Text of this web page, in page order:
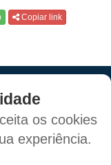
Copiar link
de Dados
os cookies
experiência.